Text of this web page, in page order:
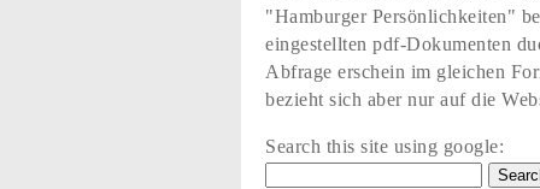
"Hamburger Persönlichkeiten"
eingestellten pdf-Dokumenten
Abfrage erschein im gleichen
bezieht sich aber nur auf die
Search this site using google: